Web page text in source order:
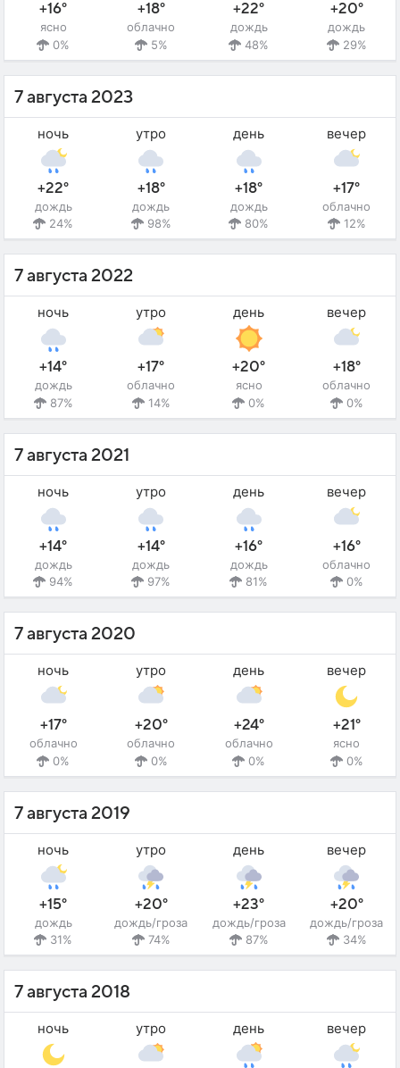
+16°
ясно
0%
+18°
облачно
5%
+22°
дождь
48%
+20°
дождь
29%
7 августа 2023
ночь
+22°
дождь
24%
утро
+18°
дождь
98%
день
+18°
дождь
80%
вечер
+17°
облачно
12%
7 августа 2022
ночь
+14°
дождь
87%
утро
+17°
облачно
14%
день
+20°
ясно
0%
вечер
+18°
облачно
0%
7 августа 2021
ночь
+14°
дождь
94%
утро
+14°
дождь
97%
день
+16°
дождь
81%
вечер
+16°
облачно
0%
7 августа 2020
ночь
+17°
облачно
0%
утро
+20°
облачно
0%
день
+24°
облачно
0%
вечер
+21°
ясно
0%
7 августа 2019
ночь
+15°
дождь
31%
утро
+20°
дождь/гроза
74%
день
+23°
дождь/гроза
87%
вечер
+20°
дождь/гроза
34%
7 августа 2018
ночь утро день вечер